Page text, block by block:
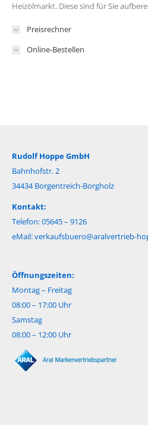
Heizölmarkt. Diese sind für Sie
Preisrechner
Online-Bestellen
Rudolf Hoppe GmbH
Bahnhofstr. 2
34434 Borgentreich-Borgholz
Kontakt:
Telefon: 05645 – 9126
eMail:verkaufsbuero@aralvertrieb-
Öffnungszeiten:
Montag – Freitag
08:00 – 17:00 Uhr
Samstag
08:00 – 12:00 Uhr